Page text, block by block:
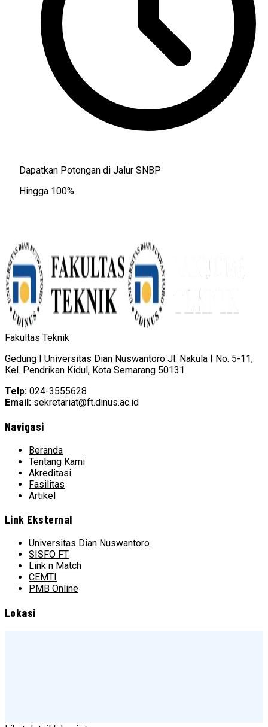
Dapatkan Potongan di Jalur SNBP
Hingga 100%
Fakultas Teknik
Gedung I Universitas Dian Nuswantoro Jl. Nakula I No. 5-11,
Kel. Pendrikan Kidul, Kota Semarang 50131
Telp: 024-3555628
Email: sekretariat@ft.dinus.ac.id
Navigasi
Beranda
Tentang Kami
Akreditasi
Fasilitas
Artikel
Link Eksternal
Universitas Dian Nuswantoro
SISFO FT
Link n Match
CEMTI
PMB Online
Lokasi